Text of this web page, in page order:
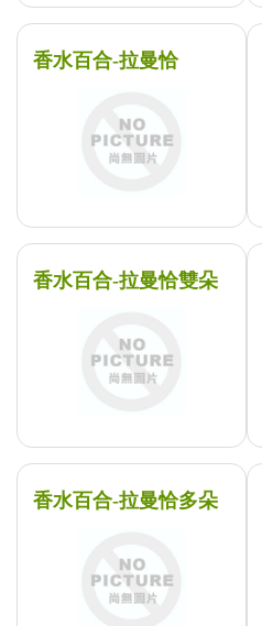
香水百合-拉曼恰
香水百合-拉曼恰雙朵
香水百合-拉曼恰多朵